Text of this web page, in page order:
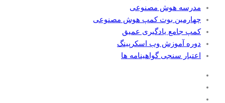
مدرسه هوش مصنوعی
چهارمین بوت کمپ هوش مصنوعی
کمپ جامع یادگیری عمیق
دوره آموزش وب اسکرپینگ
اعتبار سنجی گواهینامه ها